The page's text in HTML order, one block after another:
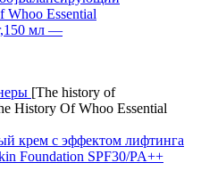
[The history of
History Of Whoo Essential